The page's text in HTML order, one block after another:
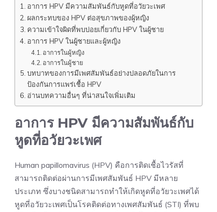
อาการ HPV มีความสัมพันธ์กับหูดที่อวัยวะเพศ
ผลกระทบของ HPV ต่อสุขภาพของผู้หญิง
ความเข้าใจผิดที่พบบ่อยเกี่ยวกับ HPV ในผู้ชาย
อาการ HPV ในผู้ชายและผู้หญิง
อาการในผู้หญิง
อาการในผู้ชาย
บทบาทของการมีเพศสัมพันธ์อย่างปลอดภัยในการ
ป้องกันการแพร่เชื้อ HPV
อ่านบทความอื่นๆ ที่น่าสนใจเพิ่มเติม
อาการ HPV มีความสัมพันธ์กับ
หูดที่อวัยวะเพศ
Human papillomavirus (HPV) คือการติดเชื้อไวรัสที่
สามารถติดต่อผ่านการมีเพศสัมพันธ์ HPV มีหลาย
ประเภท ซึ่งบางชนิดสามารถทำให้เกิดหูดที่อวัยวะเพศได้
หูดที่อวัยวะเพศเป็นโรคติดต่อทางเพศสัมพันธ์ (STI) ที่พบ